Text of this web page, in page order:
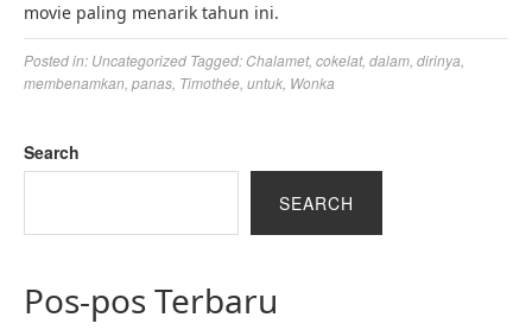
movie paling menarik tahun ini.
Posted in: Uncategorized Tagged: Chalamet, cokelat, dalam dirinya
membenamkan panas Timothée untuk Wonka
Search
SEARCH
Pos-pos Terbaru